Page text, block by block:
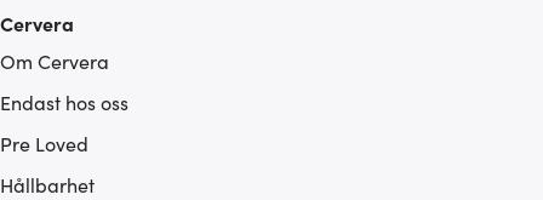
Cervera
Om Cervera
Endast hos oss
Pre Loved
Hållbarhet